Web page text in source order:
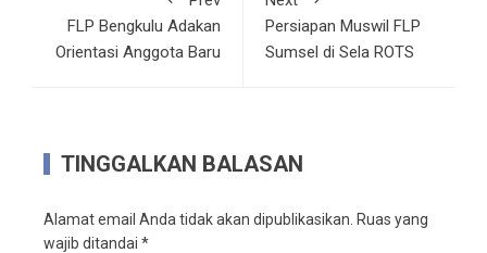
FLP Bengkulu Adakan
Orientasi Anggota Baru
Persiapan Muswil FLP
Sumsel di Sela ROTS
TINGGALKAN BALASAN
Alamat email Anda tidak akan dipublikasikan. Ruas yang
wajib ditandai *